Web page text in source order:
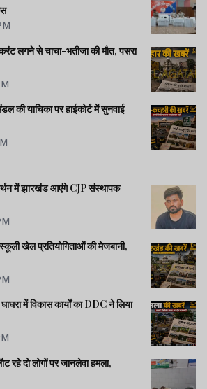
लगने से चाचा-भतीजा की मौत, पसरा
की याचिका पर हाईकोर्ट में सुनवाई
में झारखंड आएंगे CJP संस्थापक
खेल प्रतियोगिताओं की मेजबानी,
में विकास कार्यों का DDC ने लिया
दो लोगों पर जानलेवा हमला,